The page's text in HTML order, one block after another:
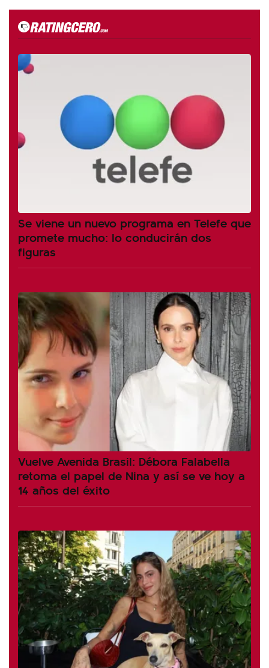
Se viene un nuevo programa en Telefe que
promete mucho: lo conducirán dos
figuras
Vuelve Avenida Brasil: Débora Falabella
retoma el papel de Nina y así se ve hoy a
14 años del éxito